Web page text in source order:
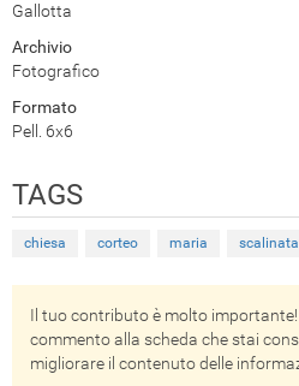
Gallotta
Archivio
Fotografico
Formato
Pell. 6x6
TAGS
chiesa corteo maria scalinata
Il tuo contributo è molto
commento alla scheda che stai
migliorare il contenuto delle